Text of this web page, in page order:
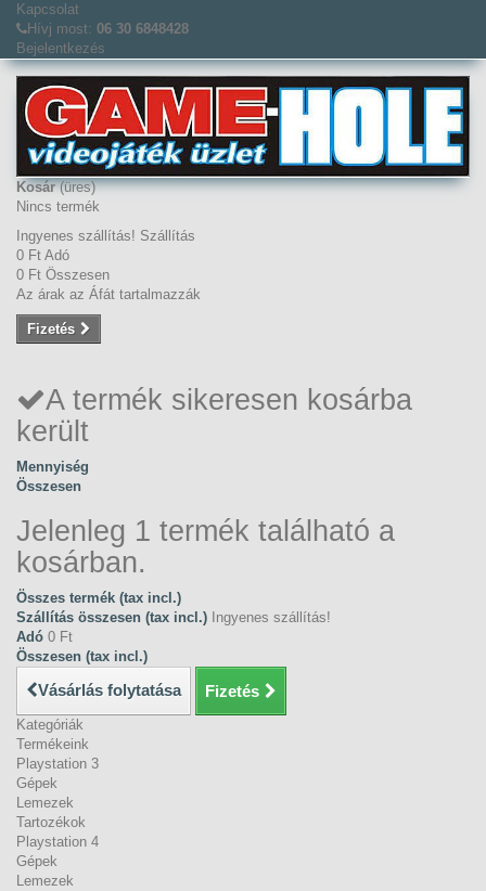
Kapcsolat
Hívj most: 06 30 6848428
Bejelentkezés
Kosár (üres)
Nincs termék
Ingyenes szállítás! Szállítás
0 Ft‎ Adó
0 Ft‎ Összesen
Az árak az Áfát tartalmazzák
Fizetés
A termék sikeresen kosárba
került
Mennyiség
Összesen
Jelenleg 1 termék található a
kosárban.
Összes termék (tax incl.)
Szállítás összesen (tax incl.) Ingyenes szállítás!
Adó 0 Ft‎
Összesen (tax incl.)
Vásárlás folytatása Fizetés
Kategóriák
Termékeink
Playstation 3
Gépek
Lemezek
Tartozékok
Playstation 4
Gépek
Lemezek